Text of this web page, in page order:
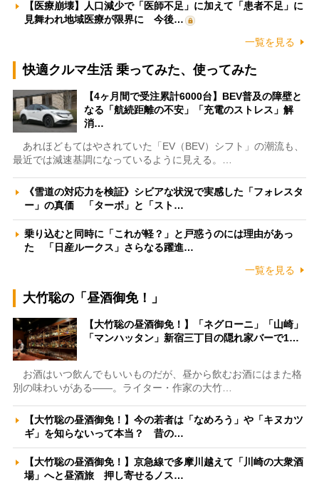
【医療崩壊】人口減少で「医師不足」に加えて「患者不足」に
見舞われ地域医療が限界に 今後…
一覧を見る
快適クルマ生活 乗ってみた、使ってみた
【4ヶ月間で受注累計6000台】BEV普及の障壁と
なる「航続距離の不安」「充電のストレス」解
消…
あれほどもてはやされていた「EV（BEV）シフト」の潮流も、
最近では減速基調になっているように見える。…
《雪道の対応力を検証》シビアな状況で実感した「フォレスタ
ー」の真価 「ターボ」と「スト…
乗り込むと同時に「これが軽？」と戸惑うのには理由があっ
た 「日産ルークス」さらなる躍進…
一覧を見る
大竹聡の「昼酒御免！」
【大竹聡の昼酒御免！】「ネグローニ」「山崎」
「マンハッタン」新宿三丁目の隠れ家バーで1…
お酒はいつ飲んでもいいものだが、昼から飲むお酒にはまた格
別の味わいがある――。ライター・作家の大竹…
【大竹聡の昼酒御免！】今の若者は「なめろう」や「キヌカツ
ギ」を知らないって本当？ 昔の…
【大竹聡の昼酒御免！】京急線で多摩川越えて「川崎の大衆酒
場」へと昼酒旅 押し寄せるノス…